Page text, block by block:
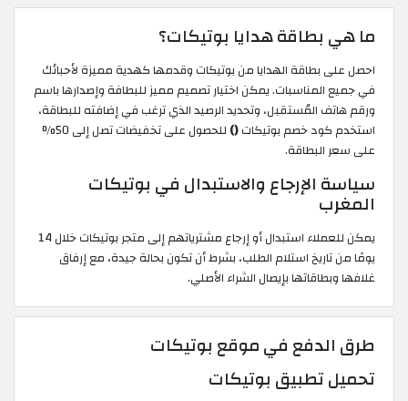
ما هي بطاقة هدايا بوتيكات؟
احصل على بطاقة الهدايا من بوتيكات وقدمها كهدية مميزة لأحبائك
في جميع المناسبات. يمكن اختيار تصميم مميز للبطافة وإصدارها باسم
ورقم هاتف المُستقبل، وتحديد الرصيد الذي ترغب في إضافته للبطاقة،
استخدم كود خصم بوتيكات()
للحصول على تخفيضات تصل إلى 50%
على سعر البطاقة.
سياسة الإرجاع والاستبدال في بوتيكات
المغرب
يمكن للعملاء استبدال أو إرجاع مشترياتهم إلى متجر بوتيكات خلال 14
يومًا من تاريخ استلام الطلب، بشرط أن تكون بحالة جيدة، مع إرفاق
غلافها وبطاقاتها بإيصال الشراء الأصلي.
طرق الدفع في موقع بوتيكات
تحميل تطبيق بوتيكات